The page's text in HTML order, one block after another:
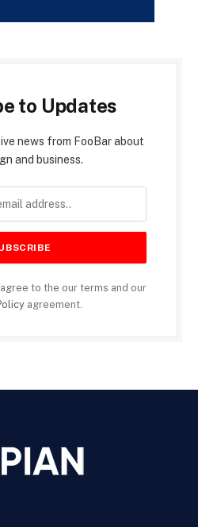
to Updates
news from FooBar about
and business.
to the our terms and our
agreement.